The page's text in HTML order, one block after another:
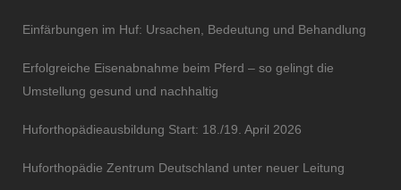
Einfärbungen im Huf: Ursachen, Bedeutung und Behandlung
Erfolgreiche Eisenabnahme beim Pferd – so gelingt die
Umstellung gesund und nachhaltig
Huforthopädieausbildung Start: 18./19. April 2026
Huforthopädie Zentrum Deutschland unter neuer Leitung